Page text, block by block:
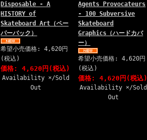
Disposable - A
HISTORY of
Skateboard Art（ペー
パーバック）
希望小売価格: 4,620円
(税込)
価格: 4,620円(税込)
Availability ×/Sold
Out
Agents Provocateurs
- 100 Subversive
Skateboard
Graphics（ハードカバ
ー）
希望小売価格: 4,620円
(税込)
価格: 4,620円(税込)
Availability ×/Sold
Out